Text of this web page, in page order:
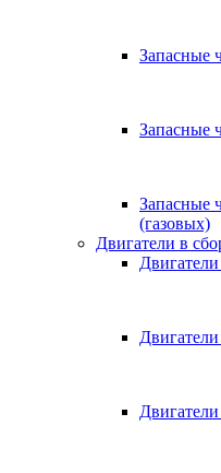
Запасные
Запасные
Запасные
(газовых)
Двигатели в